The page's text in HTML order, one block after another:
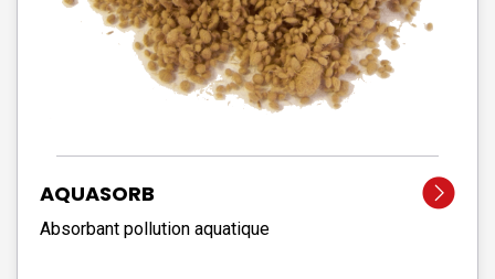
AQUASORB
Absorbant pollution aquatique